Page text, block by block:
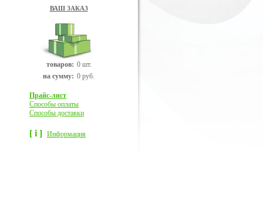
ВАШ ЗАКАЗ
товаров: 0 шт.
на сумму: 0 руб.
Прайс-лист
Способы оплаты
Способы доставки
[ i ] Информация